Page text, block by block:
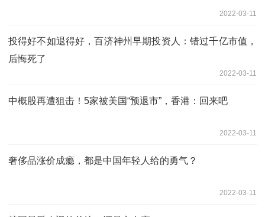
2022-03-11
投得好不如退得好，百济神州早期投资人：错过千亿市值，
后悔死了
2022-03-11
中概股再遭狙击！5家被美国“预退市”，香港：回来吧
2022-03-11
奢侈品涨价成瘾，都是中国年轻人给的勇气？
2022-03-11